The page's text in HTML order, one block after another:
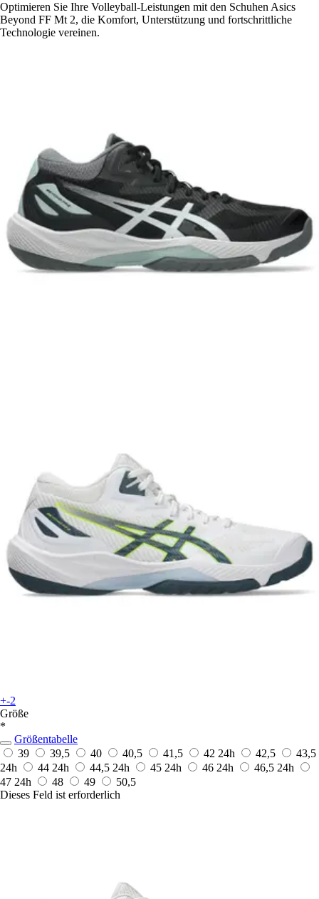
Optimieren Sie Ihre Volleyball-Leistungen mit den Schuhen Asics
Beyond FF Mt 2, die Komfort, Unterstützung und fortschrittliche
Technologie vereinen.
+-2
Größe
*
Größentabelle
39
39,5 40 40,5 41,5 42 24h 42,5
43,5
24h
44 24h 44,5 24h 45 24h 46 24h 46,5 24h
47 24h 48 49
50,5
Dieses Feld ist erforderlich